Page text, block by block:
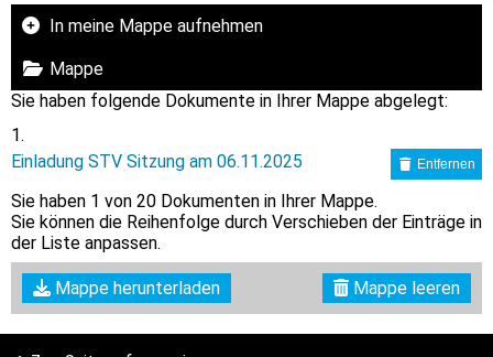
In meine Mappe aufnehmen
Mappe
Sie haben folgende Dokumente in Ihrer Mappe abgelegt:
Einladung STV Sitzung am 06.11.2025 Entfernen
Sie haben 1 von 20 Dokumenten in Ihrer Mappe.
Sie können die Reihenfolge durch Verschieben der Einträge in
der Liste anpassen.
Mappe herunterladen Mappe leeren